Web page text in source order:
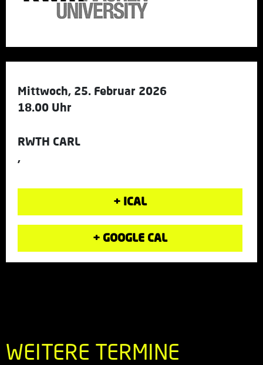
Mittwoch, 25. Februar 2026
18.00 Uhr
RWTH CARL
,
+ ICAL
+ GOOGLE CAL
WEITERE TERMINE